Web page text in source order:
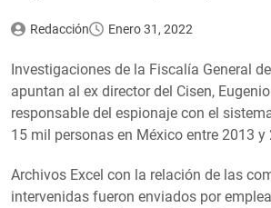
Redacción Enero 31, 2022
Investigaciones de la Fiscalía General
apuntan al ex director del Cisen,
responsable del espionaje con el
15 mil personas en México entre 2013 y
Archivos Excel con la relación de las
intervenidas fueron enviados por